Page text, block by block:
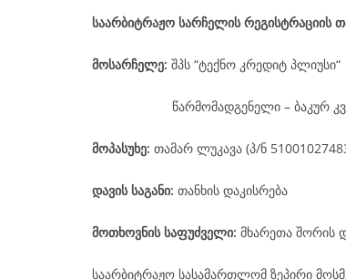
საარბიტრაჟო სარჩელის რეგისტრაციის
მოსარჩელე: შპს “ტექნო კრედიტ
წარმომადგენელი – ბაკურ
მოპასუხე: თამარ ლუკავა (პ/ნ
დავის საგანი: თანხის დაკისრება
მოთხოვნის საფუძველი: მხარეთა შორის
საარბიტრაჟო სასამართლომ ზეპირი